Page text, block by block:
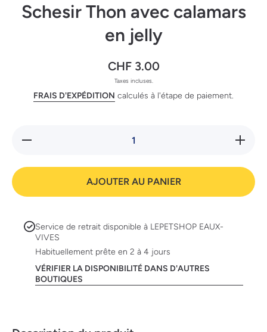
Schesir Thon avec calamars
en jelly
CHF 3.00
Taxes incluses.
FRAIS D'EXPÉDITION calculés à l'étape de paiement.
Réduire
la
en jelly
AJOUTER AU PANIER
Service de retrait disponible à LEPETSHOP EAUX-
VIVES
Habituellement prête en 2 à 4 jours
VÉRIFIER LA DISPONIBILITÉ DANS D'AUTRES
BOUTIQUES